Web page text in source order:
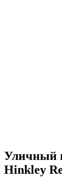
Уличный
Hinkley